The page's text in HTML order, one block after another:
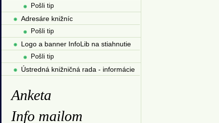
Pošli tip
Adresáre knižníc
Pošli tip
Logo a banner InfoLib na stiahnutie
Pošli tip
Ústredná knižničná rada - informácie
Anketa
Info mailom